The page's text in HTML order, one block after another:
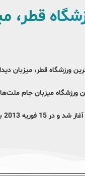
قطر،
ورزشگاه قطر، میزبان